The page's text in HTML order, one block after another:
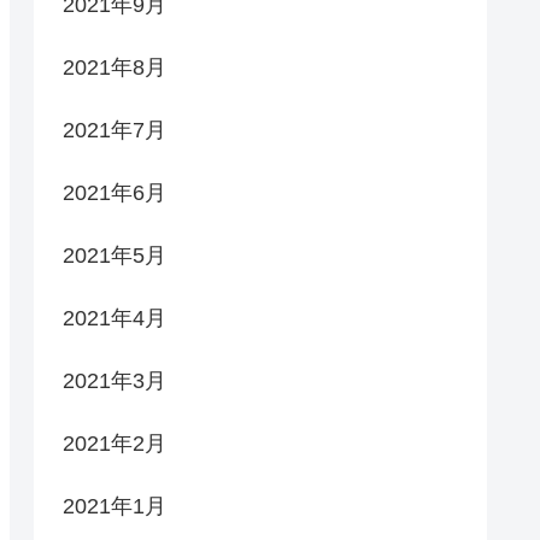
2021年9月
2021年8月
2021年7月
2021年6月
2021年5月
2021年4月
2021年3月
2021年2月
2021年1月